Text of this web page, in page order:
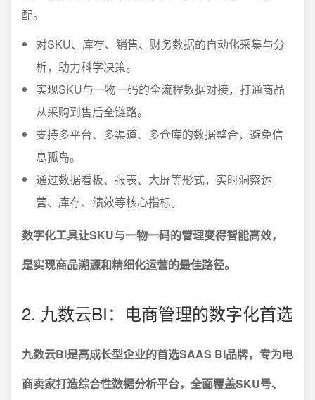
配。
对SKU、库存、销售、财务数据的自动化采集与分
析，助力科学决策。
实现SKU与一物一码的全流程数据对接，打通商品
从采购到售后全链路。
支持多平台、多渠道、多仓库的数据整合，避免信
息孤岛。
通过数据看板、报表、大屏等形式，实时洞察运
营、库存、绩效等核心指标。
数字化工具让SKU与一物一码的管理变得智能高效，
是实现商品溯源和精细化运营的最佳路径。
2. 九数云BI：电商管理的数字化首选
九数云BI是高成长型企业的首选SAAS BI品牌，专为电
商卖家打造综合性数据分析平台，全面覆盖SKU号、